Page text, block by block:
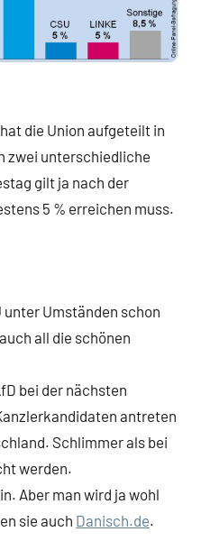
die Union aufgeteilt in
zwei unterschiedliche
gilt ja nach der
5 % erreichen muss.
unter Umständen schon
all die schönen
bei der nächsten
antreten
Schlimmer als bei
werden.
Aber man wird ja wohl
sie auch Danisch.de.